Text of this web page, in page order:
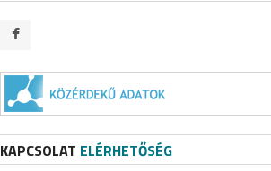
KAPCSOLAT ELÉRHETŐSÉG